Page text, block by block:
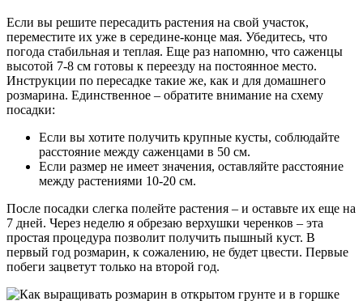
Если вы решите пересадить растения на свой участок,
переместите их уже в середине-конце мая. Убедитесь, что
погода стабильная и теплая. Еще раз напомню, что саженцы
высотой 7-8 см готовы к переезду на постоянное место.
Инструкции по пересадке такие же, как и для домашнего
розмарина. Единственное – обратите внимание на схему
посадки:
Если вы хотите получить крупные кусты, соблюдайте
расстояние между саженцами в 50 см.
Если размер не имеет значения, оставляйте расстояние
между растениями 10-20 см.
После посадки слегка полейте растения – и оставьте их еще на
7 дней. Через неделю я обрезаю верхушки черенков – эта
простая процедура позволит получить пышный куст. В
первый год розмарин, к сожалению, не будет цвести. Первые
побеги зацветут только на второй год.